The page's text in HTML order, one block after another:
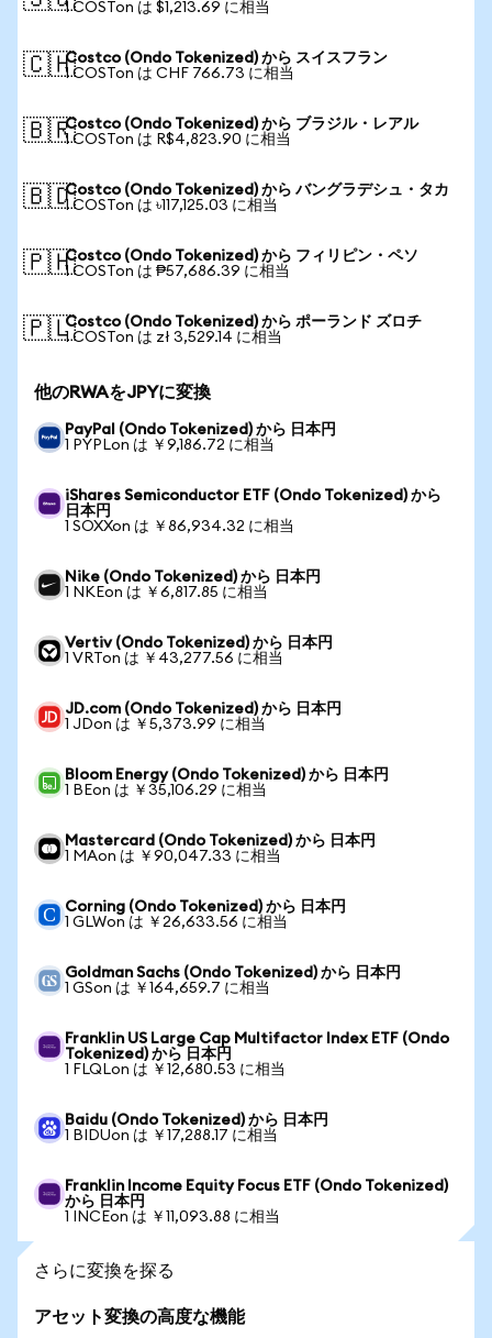
1 COSTon は $1,213.69 に相当
🇨🇭Costco (Ondo Tokenized) から スイスフラン
1 COSTon は CHF 766.73 に相当
🇧🇷Costco (Ondo Tokenized) から ブラジル・レアル
1 COSTon は R$4,823.90 に相当
🇧🇩Costco (Ondo Tokenized) から バングラデシュ・タカ
1 COSTon は ৳117,125.03 に相当
🇵🇭Costco (Ondo Tokenized) から フィリピン・ペソ
1 COSTon は ₱57,686.39 に相当
🇵🇱Costco (Ondo Tokenized) から ポーランド ズロチ
1 COSTon は zł 3,529.14 に相当
他のRWAをJPYに変換
PayPal (Ondo Tokenized) から 日本円
1 PYPLon は ￥9,186.72 に相当
iShares Semiconductor ETF (Ondo Tokenized) から
日本円
1 SOXXon は ￥86,934.32 に相当
Nike (Ondo Tokenized) から 日本円
1 NKEon は ￥6,817.85 に相当
Vertiv (Ondo Tokenized) から 日本円
1 VRTon は ￥43,277.56 に相当
JD.com (Ondo Tokenized) から 日本円
1 JDon は ￥5,373.99 に相当
Bloom Energy (Ondo Tokenized) から 日本円
1 BEon は ￥35,106.29 に相当
Mastercard (Ondo Tokenized) から 日本円
1 MAon は ￥90,047.33 に相当
Corning (Ondo Tokenized) から 日本円
1 GLWon は ￥26,633.56 に相当
Goldman Sachs (Ondo Tokenized) から 日本円
1 GSon は ￥164,659.7 に相当
Franklin US Large Cap Multifactor Index ETF (Ondo
Tokenized) から 日本円
1 FLQLon は ￥12,680.53 に相当
Baidu (Ondo Tokenized) から 日本円
1 BIDUon は ￥17,288.17 に相当
Franklin Income Equity Focus ETF (Ondo Tokenized)
から 日本円
1 INCEon は ￥11,093.88 に相当
さらに変換を探る
アセット変換の高度な機能